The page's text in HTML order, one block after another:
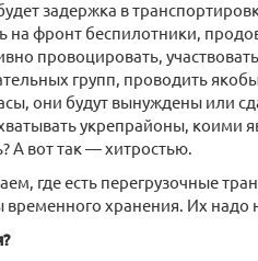
задержка в
на фронт беспилотники,
провоцировать,
групп, проводить
они будут вынуждены или
укрепрайоны, коими
А вот так — хитростью.
где есть перегрузочные
временного хранения. Их надо